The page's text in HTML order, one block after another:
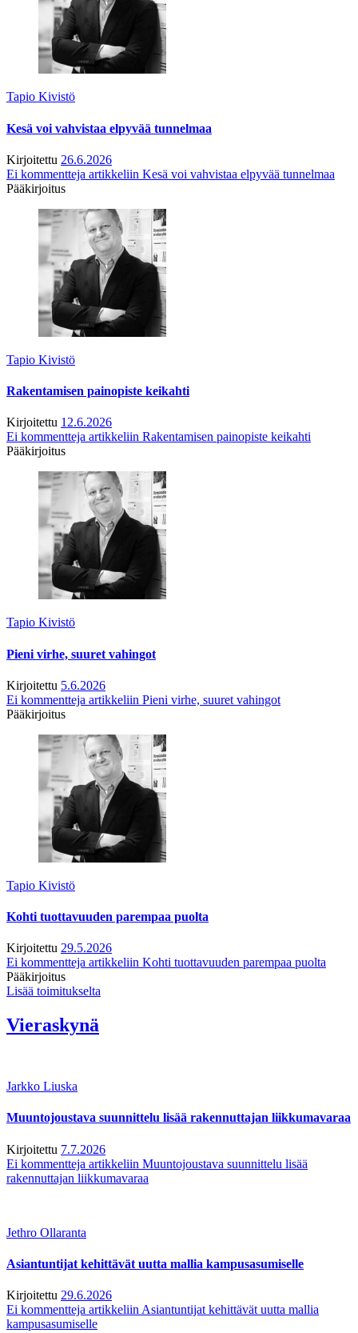
Tapio Kivistö
Kesä voi vahvistaa elpyvää tunnelmaa
Kirjoitettu 26.6.2026
Ei kommentteja artikkeliin Kesä voi vahvistaa elpyvää tunnelmaa
Pääkirjoitus
Tapio Kivistö
Rakentamisen painopiste keikahti
Kirjoitettu 12.6.2026
Ei kommentteja artikkeliin Rakentamisen painopiste keikahti
Pääkirjoitus
Tapio Kivistö
Pieni virhe, suuret vahingot
Kirjoitettu 5.6.2026
Ei kommentteja artikkeliin Pieni virhe, suuret vahingot
Pääkirjoitus
Tapio Kivistö
Kohti tuottavuuden parempaa puolta
Kirjoitettu 29.5.2026
Ei kommentteja artikkeliin Kohti tuottavuuden parempaa puolta
Pääkirjoitus
Lisää toimitukselta
Vieraskynä
Jarkko Liuska
Muuntojoustava suunnittelu lisää rakennuttajan liikkumavaraa
Kirjoitettu 7.7.2026
Ei kommentteja artikkeliin Muuntojoustava suunnittelu lisää
rakennuttajan liikkumavaraa
Jethro Ollaranta
Asiantuntijat kehittävät uutta mallia kampusasumiselle
Kirjoitettu 29.6.2026
Ei kommentteja artikkeliin Asiantuntijat kehittävät uutta mallia
kampusasumiselle